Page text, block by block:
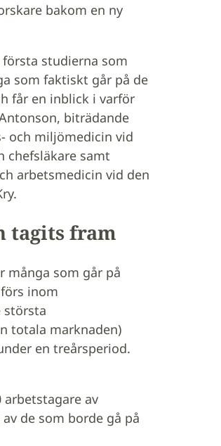
bakom en ny
första studierna som
som faktiskt går på de
får en inblick i varför
biträdande
och miljömedicin vid
chefsläkare samt
arbetsmedicin vid den
tagits fram
många som går på
inom
största
totala marknaden)
en treårsperiod.
arbetstagare av
de som borde gå på